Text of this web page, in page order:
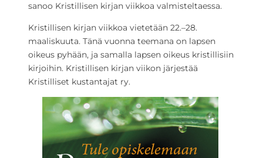
sanoo Kristillisen kirjan viikkoa valmisteltaessa.
Kristillisen kirjan viikkoa vietetään 22.–28.
maaliskuuta. Tänä vuonna teemana on lapsen
oikeus pyhään, ja samalla lapsen oikeus kristillisiin
kirjoihin. Kristillisen kirjan viikon järjestää
Kristilliset kustantajat ry.